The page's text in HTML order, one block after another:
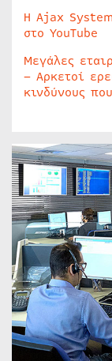
Η Ajax
στο YouTube
Μεγάλες
– Αρκετοί
κινδύνους